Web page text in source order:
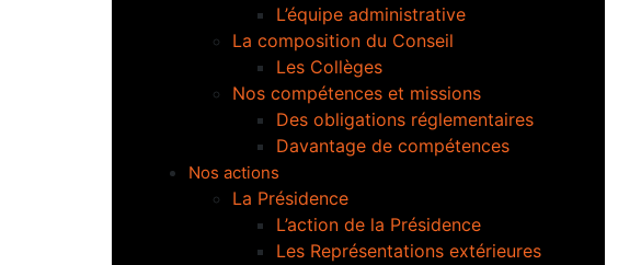
L’équipe administrative
La composition du Conseil
Les Collèges
Nos compétences et missions
Des obligations réglementaires
Davantage de compétences
Nos actions
La Présidence
L’action de la Présidence
Les Représentations extérieures